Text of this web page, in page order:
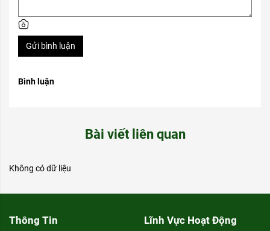
Gửi bình luận
Bình luận
Bài viết liên quan
Không có dữ liệu
Thông Tin Lĩnh Vực Hoạt Động